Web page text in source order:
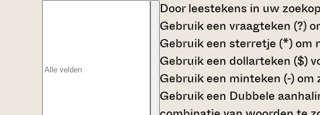
Door leestekens in uw
Gebruik een vraagteken (?)
Gebruik een sterretje (*) om
Gebruik een dollarteken ($)
Gebruik een minteken (-) om
Gebruik een Dubbele